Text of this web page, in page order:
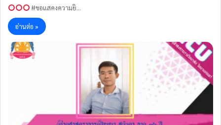
#ขอแสคงความยิ…
อ่านต่อ »